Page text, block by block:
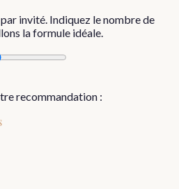
invité. Indiquez le nombre de
la formule idéale.
recommandation :